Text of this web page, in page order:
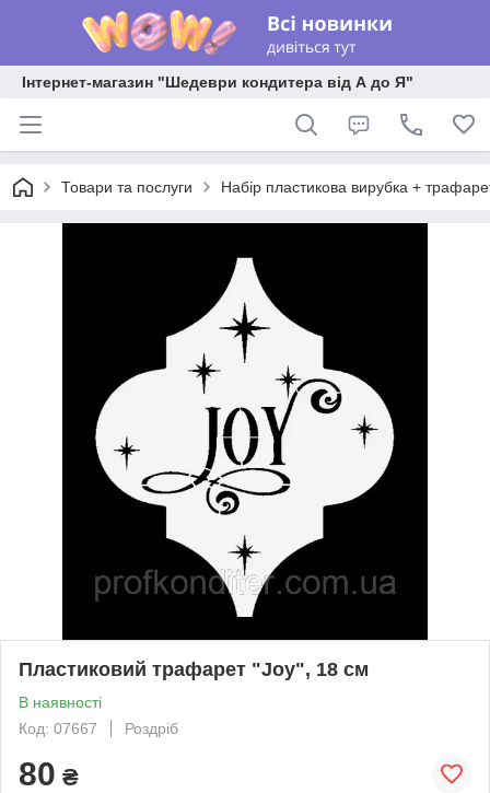
Інтернет-магазин "Шедеври кондитера від А до Я"
Товари та послуги Набір пластикова вирубка +
Пластиковий трафарет "Joy", 18 см
В наявності
Код: 07667
Роздріб
80 ₴